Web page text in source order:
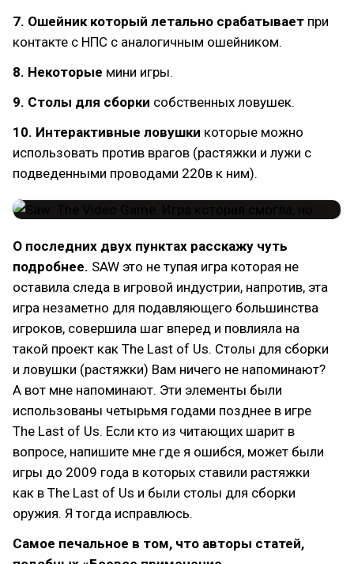
7. Ошейник который летально срабатывает при
контакте с НПС с аналогичным ошейником.
8. Некоторые мини игры.
9. Столы для сборки собственных ловушек.
10. Интерактивные ловушки которые можно
использовать против врагов (растяжки и лужи с
подведенными проводами 220в к ним).
О последних двух пунктах расскажу чуть
подробнее. SAW это не тупая игра которая не
оставила следа в игровой индустрии, напротив, эта
игра незаметно для подавляющего большинства
игроков, совершила шаг вперед и повлияла на
такой проект как The Last of Us. Столы для сборки
и ловушки (растяжки) Вам ничего не напоминают?
А вот мне напоминают. Эти элементы были
использованы четырьмя годами позднее в игре
The Last of Us. Если кто из читающих шарит в
вопросе, напишите мне где я ошибся, может были
игры до 2009 года в которых ставили растяжки
как в The Last of Us и были столы для сборки
оружия. Я тогда исправлюсь.
Самое печальное в том, что авторы статей,